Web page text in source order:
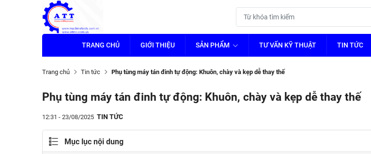
TRANG CHỦ GIỚI THIỆU SẢN PHẨM TƯ VẤN KỸ THUẬT TIN TỨC
Trang chủ Tin tức Phụ tùng máy tán đinh tự động: Khuôn, chày và kẹp dễ thay thế
Phụ tùng máy tán đinh tự động: Khuôn, chày và kẹp dễ thay thế
12:31 - 23/08/2025 TIN TỨC
Mục lục nội dung